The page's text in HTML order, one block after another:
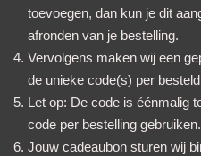
toevoegen, dan kun je dit
afronden van je bestelling.
Vervolgens maken wij een
de unieke code(s) per
Let op: De code is éénmalig
code per bestelling gebruiken.
Jouw cadeaubon sturen wij